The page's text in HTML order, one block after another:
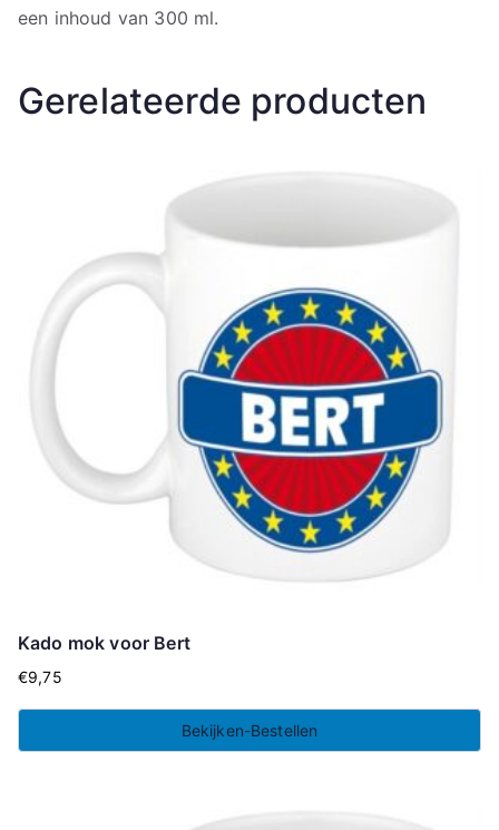
een inhoud van 300 ml.
Gerelateerde producten
Kado mok voor Bert
€9,75
Bekijken-Bestellen